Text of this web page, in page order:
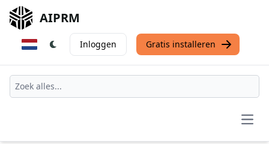
AIPRM
Inloggen Gratis installeren